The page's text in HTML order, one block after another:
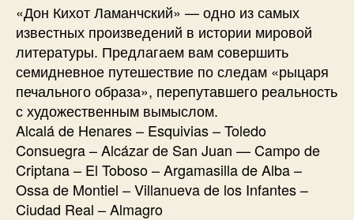
х
о
т
а
«Дон Кихот Ламанчский» — одно из самых
известных произведений в истории мировой
литературы. Предлагаем вам совершить
семидневное путешествие по следам «рыцаря
печального образа», перепутавшего реальность
с художественным вымыслом.
Alcalá de Henares – Esquivias – Toledo
Consuegra – Alcázar de San Juan — Campo de
Criptana – El Toboso – Argamasilla de Alba –
Ossa de Montiel – Villanueva de los Infantes –
Ciudad Real – Almagro